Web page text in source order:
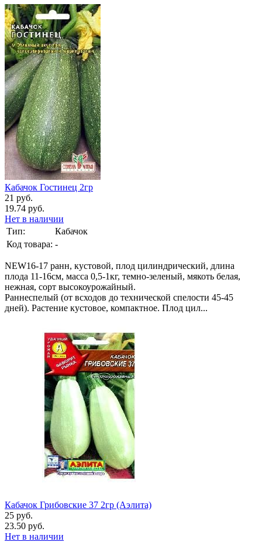
Кабачок Гостинец 2гр
21 руб.
19.74 руб.
Нет в наличии
Тип:
Кабачок
Код товара: -
NEW16-17 ранн, кустовой, плод цилиндрический, длина
плода 11-16см, масса 0,5-1кг, темно-зеленый, мякоть белая,
нежная, сорт высокоурожайный.
Раннеспелый (от всходов до технической спелости 45-45
дней). Растение кустовое, компактное. Плод цил...
Кабачок Грибовские 37 2гр (Аэлита)
25 руб.
23.50 руб.
Нет в наличии